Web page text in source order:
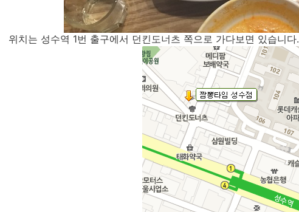
위치는 성수역 1번 출구에서 던킨도너츠 쪽으로 가다보면 있습니다.